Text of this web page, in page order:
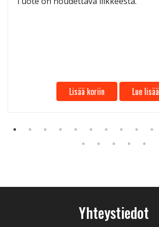
Lisää koriin Lue lisää
Yhteystiedot